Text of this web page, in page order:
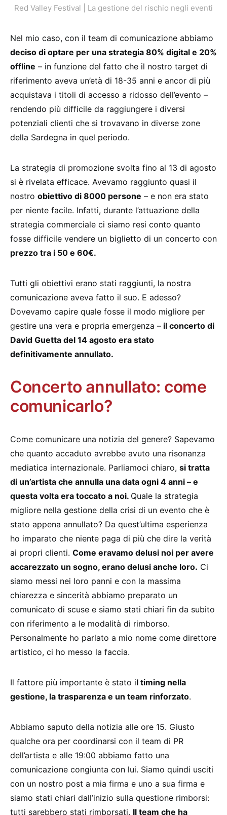
Red Valley Festival | La gestione del rischio negli eventi
Nel mio caso, con il team di comunicazione abbiamo
deciso di optare per una strategia 80% digital e 20%
offline – in funzione del fatto che il nostro target di
riferimento aveva un’età di 18-35 anni e ancor di più
acquistava i titoli di accesso a ridosso dell’evento –
rendendo più difficile da raggiungere i diversi
potenziali clienti che si trovavano in diverse zone
della Sardegna in quel periodo.
La strategia di promozione svolta fino al 13 di agosto
si è rivelata efficace. Avevamo raggiunto quasi il
nostro obiettivo di 8000 persone – e non era stato
per niente facile. Infatti, durante l’attuazione della
strategia commerciale ci siamo resi conto quanto
fosse difficile vendere un biglietto di un concerto con
prezzo tra i 50 e 60€.
Tutti gli obiettivi erano stati raggiunti, la nostra
comunicazione aveva fatto il suo. E adesso?
Dovevamo capire quale fosse il modo migliore per
gestire una vera e propria emergenza – il concerto di
David Guetta del 14 agosto era stato
definitivamente annullato.
Concerto annullato: come
comunicarlo?
Come comunicare una notizia del genere? Sapevamo
che quanto accaduto avrebbe avuto una risonanza
mediatica internazionale. Parliamoci chiaro, si tratta
di un’artista che annulla una data ogni 4 anni – e
questa volta era toccato a noi. Quale la strategia
migliore nella gestione della crisi di un evento che è
stato appena annullato? Da quest’ultima esperienza
ho imparato che niente paga di più che dire la verità
ai propri clienti. Come eravamo delusi noi per avere
accarezzato un sogno, erano delusi anche loro. Ci
siamo messi nei loro panni e con la massima
chiarezza e sincerità abbiamo preparato un
comunicato di scuse e siamo stati chiari fin da subito
con riferimento a le modalità di rimborso.
Personalmente ho parlato a mio nome come direttore
artistico, ci ho messo la faccia.
Il fattore più importante è stato il timing nella
gestione, la trasparenza e un team rinforzato.
Abbiamo saputo della notizia alle ore 15. Giusto
qualche ora per coordinarsi con il team di PR
dell’artista e alle 19:00 abbiamo fatto una
comunicazione congiunta con lui. Siamo quindi usciti
con un nostro post a mia firma e uno a sua firma e
siamo stati chiari dall’inizio sulla questione rimborsi:
tutti sarebbero stati rimborsati. Il team che ha